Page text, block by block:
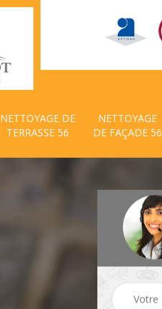
NETTOYAGE DE
TERRASSE 56
NETTOYAGE
DE FAÇADE 56